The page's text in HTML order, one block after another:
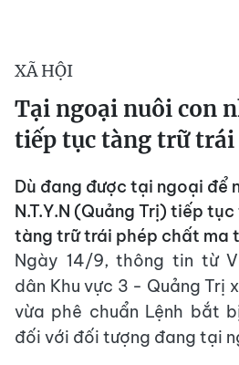
XÃ HỘI
Tại ngoại nuôi con
tiếp tục tàng trữ trái
Dù đang được tại ngoại để
N.T.Y.N (Quảng Trị) tiếp
tàng trữ trái phép chất ma
Ngày 14/9, thông tin từ
dân Khu vực 3 - Quảng Trị
vừa phê chuẩn Lệnh bắt
đối với đối tượng đang tại